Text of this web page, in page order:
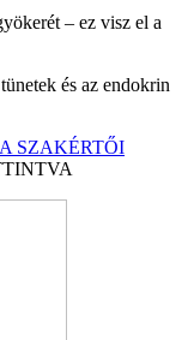
– ez visz el a
és az endokrin
SZAKÉRTŐI